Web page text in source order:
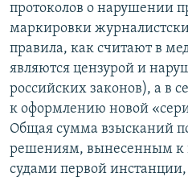
протоколов о нарушении
маркировки
правила, как считают в
являются цензурой и
российских законов), а в
к оформлению новой
Общая сумма взысканий
решениям, вынесенным к
судами первой